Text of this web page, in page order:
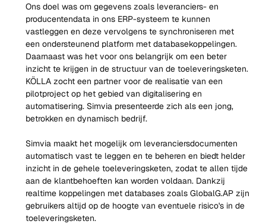
Ons doel was om gegevens zoals leveranciers- en
producentendata in ons ERP-systeem te kunnen
vastleggen en deze vervolgens te synchroniseren met
een ondersteunend platform met databasekoppelingen.
Daarnaast was het voor ons belangrijk om een beter
inzicht te krijgen in de structuur van de toeleveringsketen.
KÖLLA zocht een partner voor de realisatie van een
pilotproject op het gebied van digitalisering en
automatisering. Simvia presenteerde zich als een jong,
betrokken en dynamisch bedrijf.
Simvia maakt het mogelijk om leveranciersdocumenten
automatisch vast te leggen en te beheren en biedt helder
inzicht in de gehele toeleveringsketen, zodat te allen tijde
aan de klantbehoeften kan worden voldaan. Dankzij
realtime koppelingen met databases zoals GlobalG.AP zijn
gebruikers altijd op de hoogte van eventuele risico's in de
toeleveringsketen.